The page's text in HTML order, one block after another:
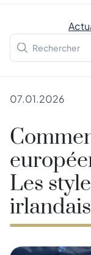
07.01.2026
Les